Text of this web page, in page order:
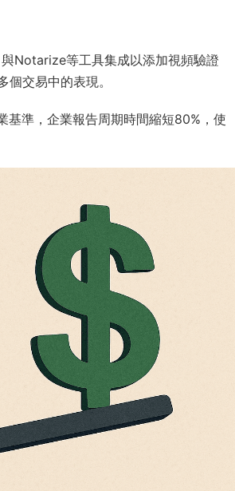
Notarize等工具集成以添加視頻驗證
交易中的表現。
基準，企業報告周期時間縮短80%，使